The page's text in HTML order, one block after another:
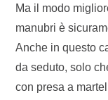
Ma il modo
manubri è
Anche in questo
da seduto, solo
con presa a